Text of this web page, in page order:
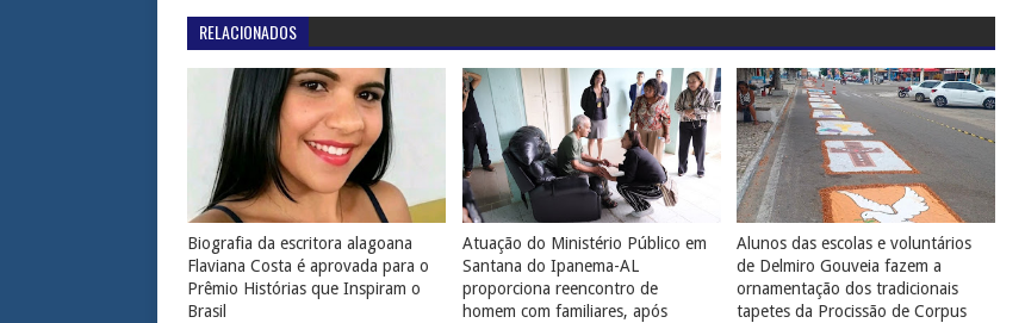
RELACIONADOS
Biografia da escritora alagoana
Flaviana Costa é aprovada para o
Prêmio Histórias que Inspiram o
Brasil
Atuação do Ministério Público em
Santana do Ipanema-AL
proporciona reencontro de
homem com familiares, após
Alunos das escolas e voluntários
de Delmiro Gouveia fazem a
ornamentação dos tradicionais
tapetes da Procissão de Corpus